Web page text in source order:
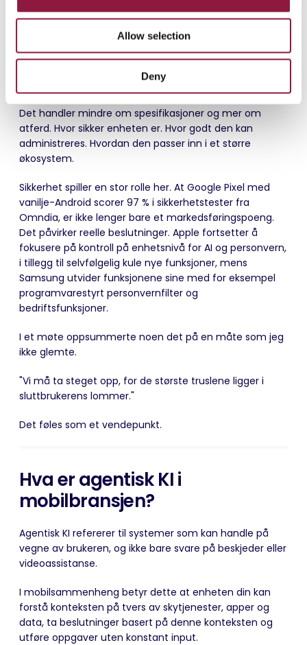
Allow selection
Deny
Det har vært snakket om dette skiftet i årevis, men nå
føles det endelig nærmere praktisk bruk. Vi fant den
første på iPad for mer enn tre år siden, til og med med
støtte for eksterne kameraer.
Samtidig blir samtalen rundt enheter mer pragmatisk.
Det handler mindre om spesifikasjoner og mer om
atferd. Hvor sikker enheten er. Hvor godt den kan
administreres. Hvordan den passer inn i et større
økosystem.
Sikkerhet spiller en stor rolle her. At Google Pixel med
vanilje-Android scorer 97 % i sikkerhetstester fra
Omndia, er ikke lenger bare et markedsføringspoeng.
Det påvirker reelle beslutninger. Apple fortsetter å
fokusere på kontroll på enhetsnivå for AI og personvern,
i tillegg til selvfølgelig kule nye funksjoner, mens
Samsung utvider funksjonene sine med for eksempel
programvarestyrt personvernfilter og
bedriftsfunksjoner.
I et møte oppsummerte noen det på en måte som jeg
ikke glemte.
"Vi må ta steget opp, for de største truslene ligger i
sluttbrukerens lommer."
Det føles som et vendepunkt.
Hva er agentisk KI i
mobilbransjen?
Agentisk KI refererer til systemer som kan handle på
vegne av brukeren, og ikke bare svare på beskjeder eller
videoassistanse.
I mobilsammenheng betyr dette at enheten din kan
forstå konteksten på tvers av skytjenester, apper og
data, ta beslutninger basert på denne konteksten og
utføre oppgaver uten konstant input.